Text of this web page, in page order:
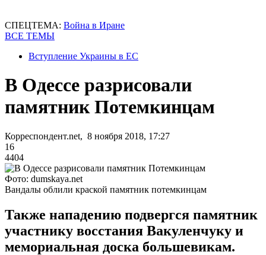
СПЕЦТЕМА: Война в Иране
ВСЕ ТЕМЫ
Вступление Украины в ЕС
В Одессе разрисовали
памятник Потемкинцам
Корреспондент.net, 8 ноября 2018, 17:27
16
4404
Фото: dumskaya.net
Вандалы облили краской памятник потемкинцам
Также нападению подвергся памятник
участнику восстания Вакуленчуку и
мемориальная доска большевикам.